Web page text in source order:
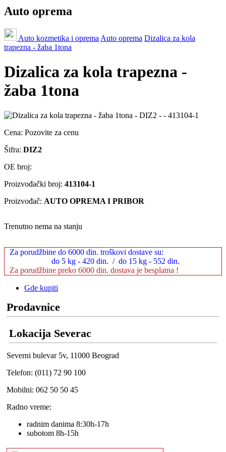
Auto oprema
Auto kozmetika i oprema Auto oprema Dizalica za kola
trapezna - žaba 1tona
Dizalica za kola trapezna -
žaba 1tona
Cena: Pozovite za cenu
Šifra: DIZ2
OE broj:
Proizvođački broj: 413104-1
Proizvođač: AUTO OPREMA I PRIBOR
Trenutno nema na stanju
Za porudžbine do 6000 din. troškovi dostave su:
do 5 kg - 420 din. / do 15 kg - 552 din.
Za porudžbine preko 6000 din. dostava je besplatna !
Gde kupiti
Prodavnice
Lokacija Severac
Severni bulevar 5v, 11000 Beograd
Telefon: (011) 72 90 100
Mobilni: 062 50 50 45
Radno vreme:
radnim danima 8:30h-17h
subotom 8h-15h